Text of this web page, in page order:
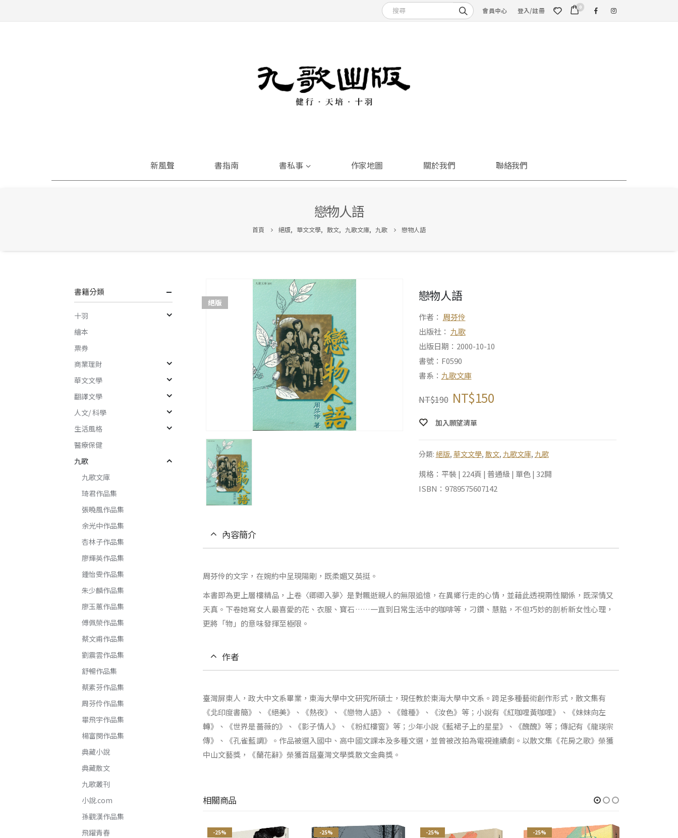
會員中心 登入/註冊 0
新風聲 書指南 書私事 作家地圖 關於我們 聯絡我們
戀物人語
首頁 絕版, 華文文學, 散文, 九歌文庫, 九歌 戀物人語
絕版 戀物人語
作者： 周芬伶
出版社： 九歌
出版日期：2000-10-10
書號：F0590
書系： 九歌文庫
NT$190 NT$150
加入願望清單
分類: 絕版, 華文文學, 散文, 九歌文庫, 九歌
規格：平裝 | 224頁 | 普通級 | 單色 | 32開
ISBN：9789575607142
內容簡介
周芬伶的文字，在婉約中呈現陽剛，既柔媚又英挺。
本書即為更上層樓精品，上卷〈卿卿入夢〉是對飄逝親人的無限追憶，在異鄉行走的心情，並藉此透視兩性關係，既深情又
天真。下卷她寫女人最喜愛的花、衣服、寶石……一直到日常生活中的咖啡等，刁鑽、慧黠，不但巧妙的剖析新女性心理，
更將「物」的意味發揮至極限。
作者
臺灣屏東人，政大中文系畢業，東海大學中文研究所碩士，現任教於東海大學中文系。跨足多種藝術創作形式，散文集有
《北印度書簡》、《絕美》、《熱夜》、《戀物人語》、《雜種》、《汝色》等；小說有《紅咖哩黃咖哩》、《妹妹向左
轉》、《世界是薔薇的》、《影子情人》、《粉紅樓窗》等；少年小說《藍裙子上的星星》、《醜醜》等；傳記有《龍瑛宗
傳》、《孔雀藍調》。作品被選入國中、高中國文課本及多種文選，並曾被改拍為電視連續劇。以散文集《花房之歌》榮獲
中山文藝獎，《蘭花辭》榮獲首屆臺灣文學獎散文金典獎。
相關商品
-25% -25% -25% -25% -25%
書籍分類
十羽
繪本
票券
商業理財
華文文學
翻譯文學
人文/ 科學
生活風格
醫療保健
九歌
九歌文庫
琦君作品集
張曉風作品集
余光中作品集
杏林子作品集
廖輝英作品集
鍾怡雯作品集
朱少麟作品集
廖玉蕙作品集
傅佩榮作品集
蔡文甫作品集
劉震雲作品集
舒暢作品集
蔡素芬作品集
周芬伶作品集
畢飛宇作品集
楊富閔作品集
典藏小說
典藏散文
九歌叢刊
小說.com
孫觀漢作品集
飛躍青春